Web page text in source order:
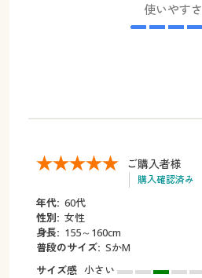
使いやすさ
ご購入者様
購入確認済み
年代: 60代
性別: 女性
身長: 155～160cm
普段のサイズ: SかM
サイズ感 小さい